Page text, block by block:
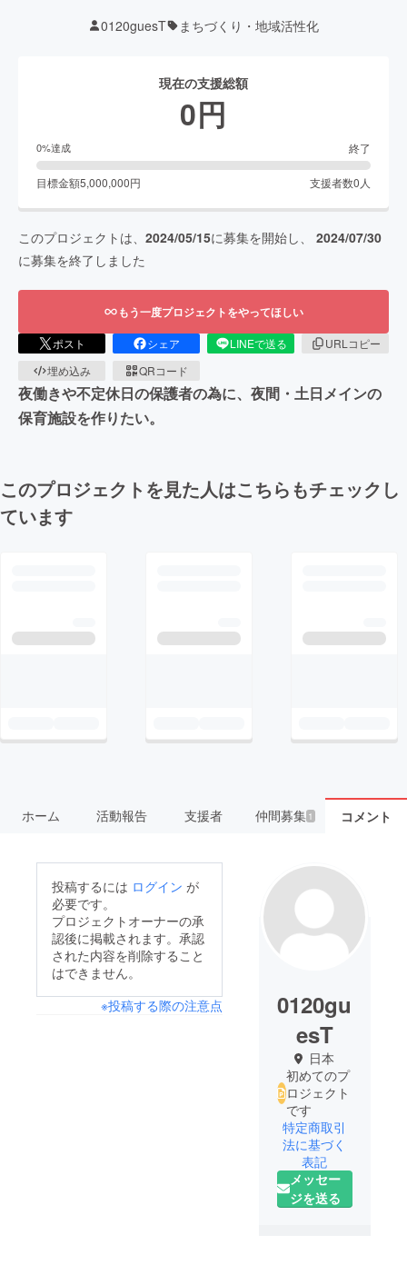
0120guesT まちづくり・地域活性化
現在の支援総額
0円
0%達成 終了
目標金額5,000,000円 支援者数0 人
このプロジェクトは、 2024/05/15に募集を開始し、 2024/07/30
に募集を終了しました
もう一度プロジェクトをやってほしい
ポスト シェア LINEで送る
URLコピー
埋め込み
QRコード
夜働きや不定休日の保護者の為に、夜間・土日メインの
保育施設を作りたい。
このプロジェクトを見た人はこちらもチェックし
ています
ホーム 活動報告 支援者 仲間募集 1 コメント
投稿するには ログイン が
必要です。
プロジェクトオーナーの承
認後に掲載されます。承認
された内容を削除すること
はできません。
※投稿する際の注意点
0120gu
esT
日本
初めてのプ
ロジェクト
です
特定商取引
法に基づく
表記
メッセー
ジを送る